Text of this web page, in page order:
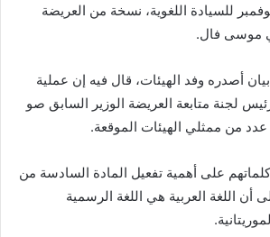
للسيادة اللغوية، نسخة من العريضة
موسى فال.
أصدره وفد الهيئات، قال فيه إن عملية
لجنة متابعة العريضة الوزير السابق صو
من ممثلي الهيئات الموقعة.
على أهمية تفعيل المادة السادسة من
أن اللغة العربية هي اللغة الرسمية